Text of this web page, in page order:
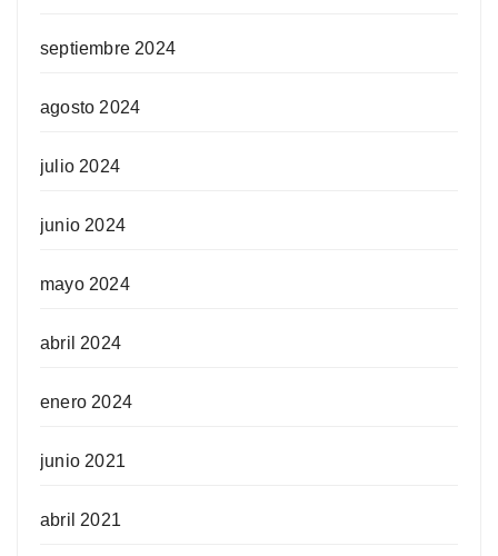
septiembre 2024
agosto 2024
julio 2024
junio 2024
mayo 2024
abril 2024
enero 2024
junio 2021
abril 2021